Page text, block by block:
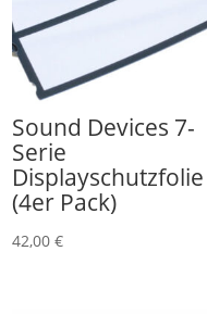
Sound Devices 7-
Serie
Displayschutzfolie
(4er Pack)
42,00€